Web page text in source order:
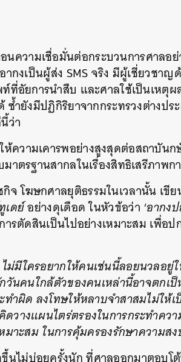
นความเชื่อมั่นต่อกระบวนการศาลอ
ากงเป็นผู้ส่ง SMS จริง มีผู้เชี่ยวชา
ที่อัยการนำสืบ และศาลใช้เป็นเหตุ
ซ้ำยังมีปฏิกิริยาจากกระทรวงต่างป
ว่า
ห้ความเคารพอย่างสูงสุดต่อสถาบัน
าตรฐานสากลในเรื่องสิทธิเสรีภาพ
จ โฆษกศาลยุติธรรมในเวลานั้น เขี
เดย์อย่างดุเดือด ในหัวข้อว่า ‘อากง
รตัดสินเป็นไปอย่างเหมาะสม เพื่อ
ไม่มีใครอยากให้คนเช่นนี้ลอยนวลอ
วันคนใกล้ตัวของคนเหล่านี้อาจตกเ
ทำผิด ลงโทษให้หลาบจำสาสมไม่ให้
วางแผนไตร่ตรองในการกระทำค
มาะสม ในการคุ้มครองรักษาความส